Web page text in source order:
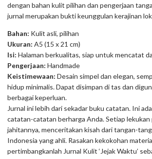
dengan bahan kulit pilihan dan pengerjaan
jurnal merupakan bukti keunggulan kerajinan
Bahan: Kulit asli, pilihan
Ukuran: A5 (15 x 21 cm)
Isi: Halaman berkualitas, siap untuk mencatat
Pengerjaan: Handmade
Keistimewaan: Desain simpel dan elegan,
hidup minimalis. Dapat disimpan di tas dan
berbagai keperluan.
Jurnal ini lebih dari sekadar buku catatan. Ini
catatan-catatan berharga Anda. Setiap lekukan
jahitannya, menceritakan kisah dari tangan-
Indonesia yang ahli. Rasakan kekokohan
pertimbangkanlah Jurnal Kulit ‘Jejak Waktu’